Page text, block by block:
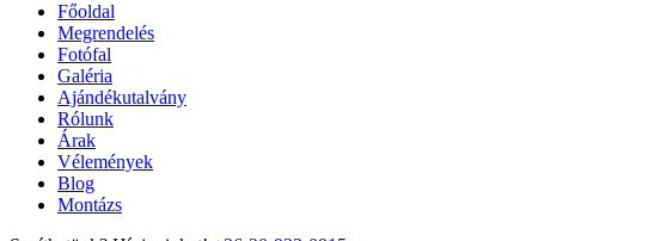
Főoldal
Megrendelés
Fotófal
Galéria
Ajándékutalvány
Rólunk
Árak
Vélemények
Blog
Montázs